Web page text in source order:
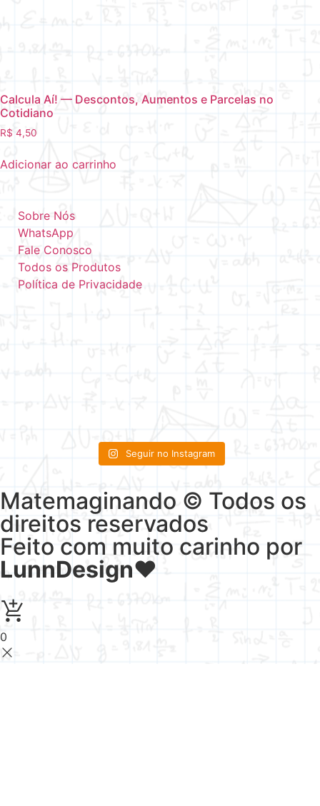
Calcula Aí! — Descontos, Aumentos e Parcelas no
Cotidiano
R$ 4,50
Adicionar ao carrinho
Sobre Nós
WhatsApp
Fale Conosco
Todos os Produtos
Política de Privacidade
Seguir no Instagram
Matemaginando © Todos os
direitos reservados
Feito com muito carinho por
LunnDesign♥
0